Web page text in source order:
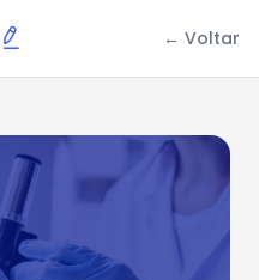
← Voltar
enfermagem e saúde